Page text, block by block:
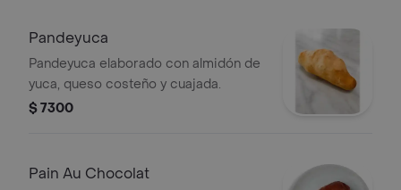
Pandeyuca
Pandeyuca elaborado con almidón de
yuca, queso costeño y cuajada.
$ 7300
Pain Au Chocolat